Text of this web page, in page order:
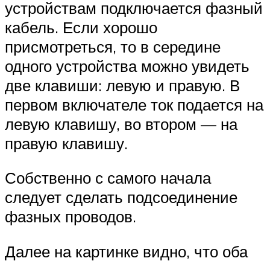
устройствам подключается фазный
кабель. Если хорошо
присмотреться, то в середине
одного устройства можно увидеть
две клавиши: левую и правую. В
первом включателе ток подается на
левую клавишу, во втором — на
правую клавишу.
Собственно с самого начала
следует сделать подсоединение
фазных проводов.
Далее на картинке видно, что оба